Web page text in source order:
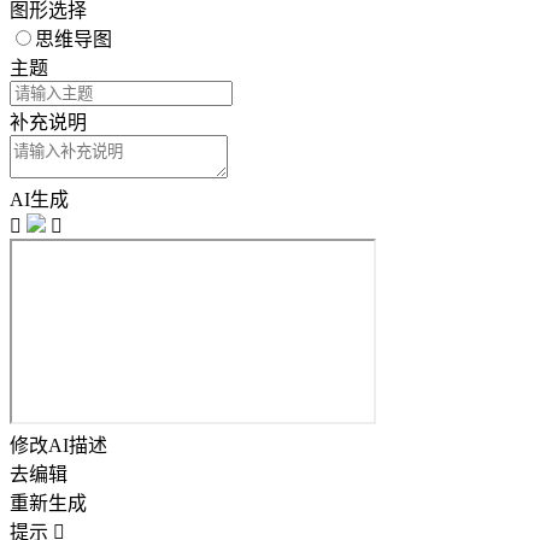
图形选择
思维导图
主题
补充说明
AI生成


修改AI描述
去编辑
重新生成
提示 